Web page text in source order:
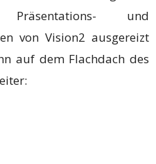
und
von Vision2 ausgereizt
auf dem Flachdach des